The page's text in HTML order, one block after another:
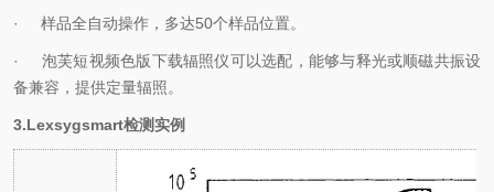
· 样品全自动操作，多达50个样品位置。
· 泡芙短视频色版下载辐照仪可以选配，能够与释光或顺磁共振设
备兼容，提供定量辐照。
3.Lexsygsmart检测实例